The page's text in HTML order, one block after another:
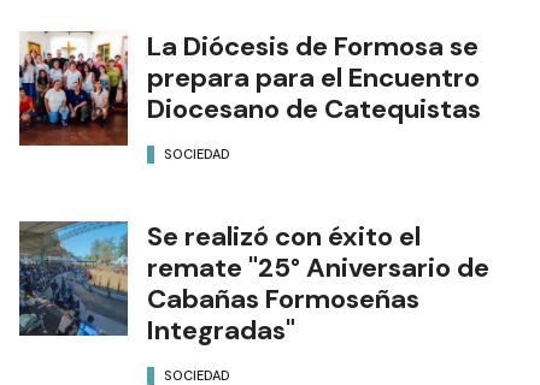
La Diócesis de Formosa se
prepara para el Encuentro
Diocesano de Catequistas
SOCIEDAD
Se realizó con éxito el
remate "25° Aniversario de
Cabañas Formoseñas
Integradas"
SOCIEDAD